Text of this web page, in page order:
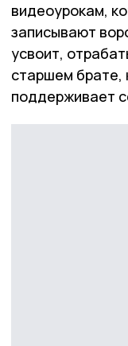
видеоурокам,
записывают
усвоит,
старшем брате,
поддерживает